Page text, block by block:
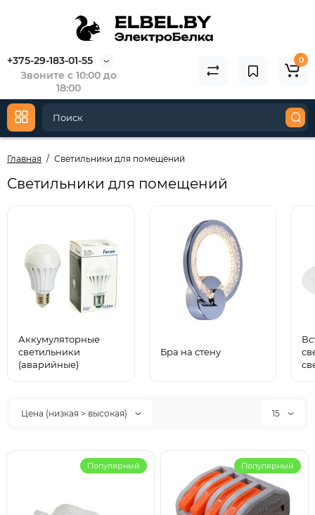
+375-29-183-01-55
Звоните с 10:00 до
18:00
0
Главная Светильники для помещений
Светильники для помещений
Аккумуляторные
светильники
(аварийные)
Бра на стену
Цена (низкая > высокая) 15
Популярный Популярный